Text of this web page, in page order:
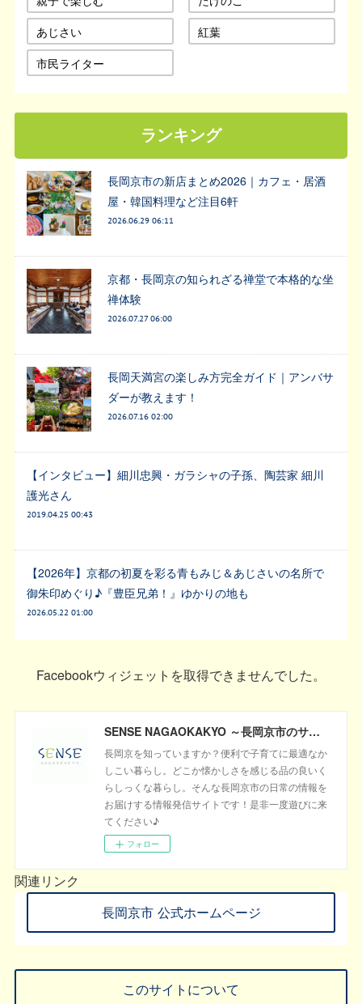
あじさい
紅葉
市民ライター
ランキング
長岡京市の新店まとめ2026｜カフェ・居酒
屋・韓国料理など注目6軒
2026.06.29 06:11
京都・長岡京の知られざる禅堂で本格的な坐
禅体験
2026.07.27 06:00
長岡天満宮の楽しみ方完全ガイド｜アンバサ
ダーが教えます！
2026.07.16 02:00
【インタビュー】細川忠興・ガラシャの子孫、陶芸家 細川
護光さん
2019.04.25 00:43
【2026年】京都の初夏を彩る青もみじ＆あじさいの名所で
御朱印めぐり♪『豊臣兄弟！』ゆかりの地も
2026.05.22 01:00
Facebookウィジェットを取得できませんでした。
SENSE NAGAOKAKYO ～長岡京市のサブサイト～
長岡京を知っていますか？便利で子育てに最適なか
しこい暮らし。どこか懐かしさを感じる品の良いく
らしっくな暮らし。そんな長岡京市の日常の情報を
お届けする情報発信サイトです！是非一度遊びに来
てください♪
フォロー
関連リンク
長岡京市 公式ホームページ
このサイトについて